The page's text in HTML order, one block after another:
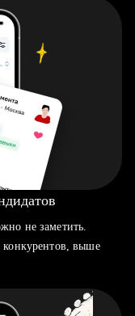
не заметить.
конкурентов, выше